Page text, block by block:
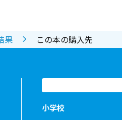
果 この本の購入先
小学校